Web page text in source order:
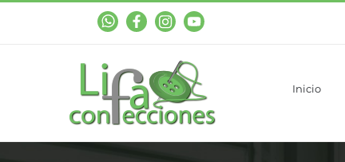
WhastAppFacebookInstagramYouTube
Inicio